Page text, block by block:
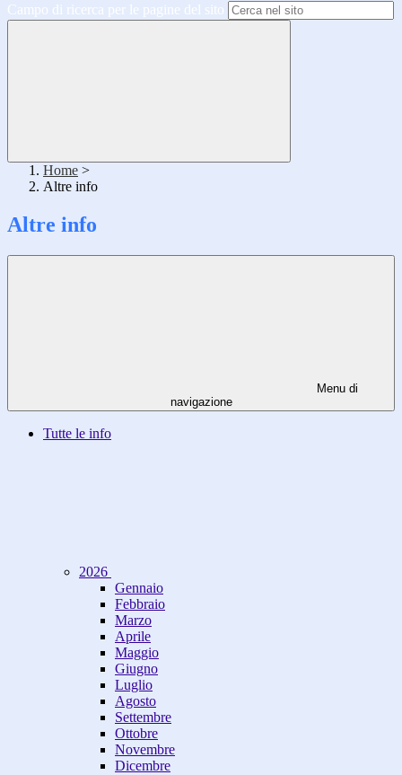
Campo di ricerca per le pagine del sito
Home >
Altre info
Altre info
Menu di
navigazione
Tutte le info
2026
Gennaio
Febbraio
Marzo
Aprile
Maggio
Giugno
Luglio
Agosto
Settembre
Ottobre
Novembre
Dicembre